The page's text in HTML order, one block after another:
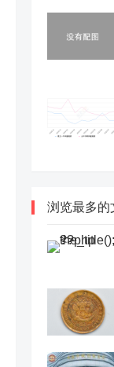
浏览最多的